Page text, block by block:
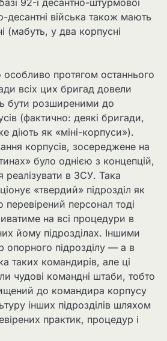
92-ї десантно-штурмової
десантні війська також мають
(мабуть, у два корпусні
особливо протягом останнього
всіх цих бригад довели
бути розширеними до
(фактично: деякі бригади,
діють як «міні-корпуси»).
корпусів, зосереджене на
було однією з концепцій,
реалізувати в ЗСУ. Така
«твердий» підрозділ як
персонал тоді
на всі процедури в
йому підрозділах. Іншими
підрозділу — а в
таких командирів, але ці
чудові командні штаби, тобто
до командира корпусу
інших підрозділів шляхом
практик, процедур і